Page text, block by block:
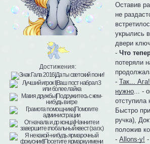
Достижения:
Оставив
не
укрылись
двери
-Что
потеряли
-Так...
нужно ... -
отступила
Быстро
ручка),
положив
-Allons-y!